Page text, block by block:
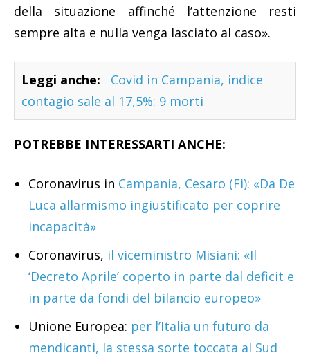
della situazione affinché l’attenzione resti
sempre alta e nulla venga lasciato al caso».
Leggi anche:
Covid in Campania, indice
contagio sale al 17,5%: 9 morti
POTREBBE INTERESSARTI ANCHE:
Coronavirus in Campania, Cesaro (Fi): «Da De
Luca allarmismo ingiustificato per coprire
incapacità»
Coronavirus, il viceministro Misiani: «Il
‘Decreto Aprile’ coperto in parte dal deficit e
in parte da fondi del bilancio europeo»
Unione Europea: per l’Italia un futuro da
mendicanti, la stessa sorte toccata al Sud